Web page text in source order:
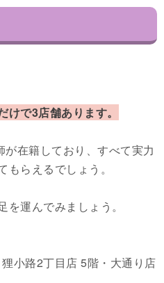
で3店舗あります。
在籍しており、すべて実力
らえるでしょう。
を運んでみましょう。
小路2丁目店 5階・大通り店